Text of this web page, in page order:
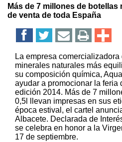
Más de 7 millones de
de venta de toda España
La empresa
minerales naturales más
su composición química,
ayudar a promocionar la feria
edición 2014. Más de 7
0,5l llevan impresas en sus
época estival, el cartel
Albacete. Declarada de
se celebra en honor a la
17 de septiembre.